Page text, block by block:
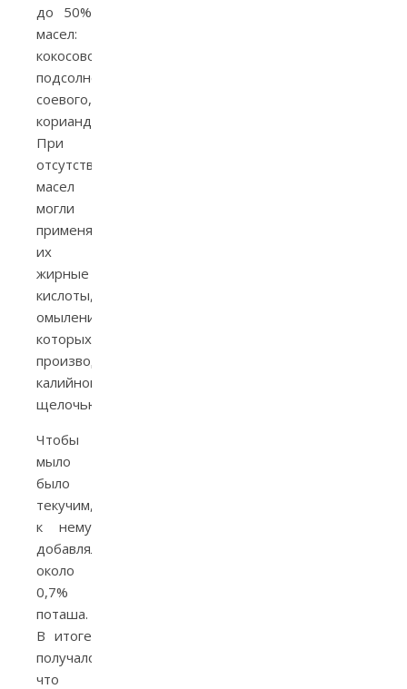
до 50%
масел:
кокосового,
подсолнечного,
соевого,
кориандрового.
При
отсутствии
масел
могли
применяться
их
жирные
кислоты,
омыление
которых
производилось
калийной
щелочью.
Чтобы
мыло
было
текучим,
к нему
добавляли
около
0,7%
поташа.
В итоге
получалось,
что